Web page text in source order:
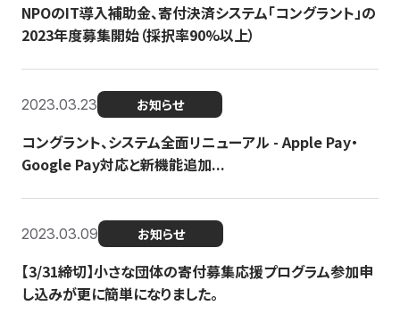
NPOのIT導入補助金、寄付決済システム「コングラント」の
2023年度募集開始（採択率90%以上）
2023.03.23 お知らせ
コングラント、システム全面リニューアル - Apple Pay・
Google Pay対応と新機能追加...
2023.03.09 お知らせ
【3/31締切】小さな団体の寄付募集応援プログラム参加申
し込みが更に簡単になりました。